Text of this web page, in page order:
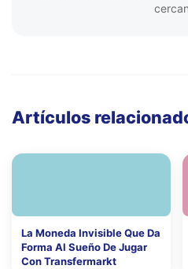
Artículos
La Moneda Invisible Que Da
Forma Al Sueño De Jugar
Con Transfermarkt